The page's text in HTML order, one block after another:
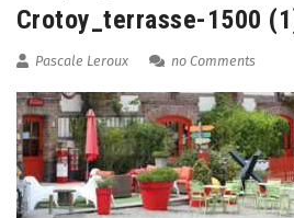
Crotoy_terrasse-1500
Pascale Leroux no Comments